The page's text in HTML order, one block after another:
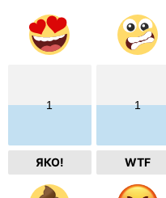
1
ЯКО!
1
WTF